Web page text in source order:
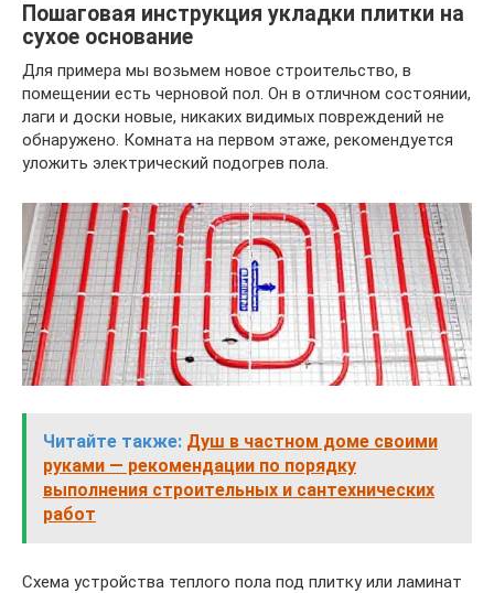
Пошаговая инструкция укладки плитки на
сухое основание
Для примера мы возьмем новое строительство, в
помещении есть черновой пол. Он в отличном состоянии,
лаги и доски новые, никаких видимых повреждений не
обнаружено. Комната на первом этаже, рекомендуется
уложить электрический подогрев пола.
Читайте также: Душ в частном доме своими
руками — рекомендации по порядку
выполнения строительных и сантехнических
работ
Схема устройства теплого пола под плитку или ламинат